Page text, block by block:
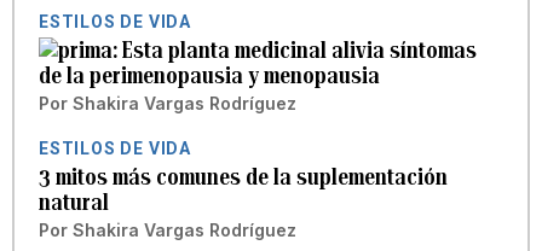
ESTILOS DE VIDA
Esta planta medicinal alivia síntomas
de la perimenopausia y menopausia
Por Shakira Vargas Rodríguez
ESTILOS DE VIDA
3 mitos más comunes de la suplementación
natural
Por Shakira Vargas Rodríguez